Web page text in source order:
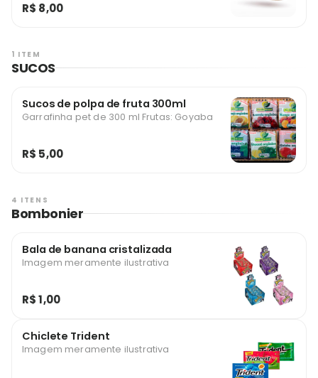
R$ 8,00
1 ITEM
SUCOS
Sucos de polpa de fruta 300ml
Garrafinha pet de 300 ml Frutas: Goyaba
R$ 5,00
4 ITENS
Bombonier
Bala de banana cristalizada
Imagem meramente ilustrativa
R$ 1,00
Chiclete Trident
Imagem meramente ilustrativa